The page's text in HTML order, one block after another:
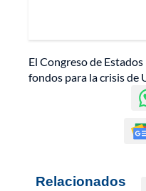
El Congreso de
fondos para la crisis de
Relacionados